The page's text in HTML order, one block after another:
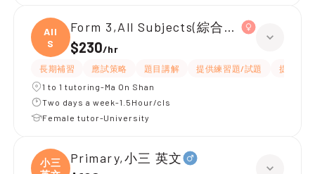
All
S
Form 3,All Subjects(綜合科學/英文)
$230/hr
長期補習 應試策略 題目講解 提供練習題/試題
提供筆記
1 to 1 tutoring-Ma On Shan
Two days a week-1.5Hour/cls
Female tutor-University
小三
Primary,小三 英文